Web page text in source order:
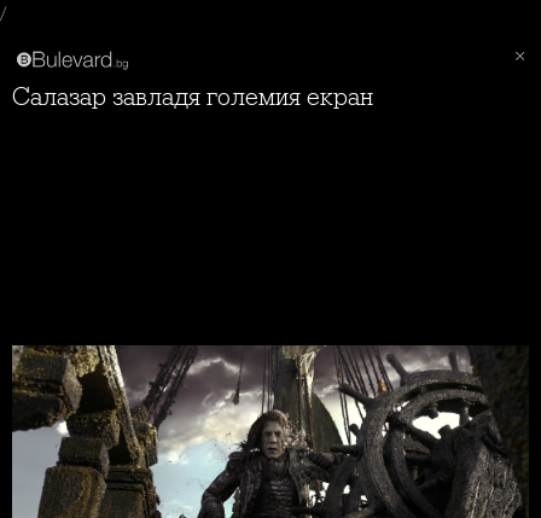
/
Салазар завладя големия екран